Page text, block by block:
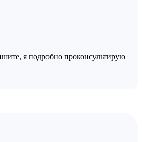
я подробно проконсультирую